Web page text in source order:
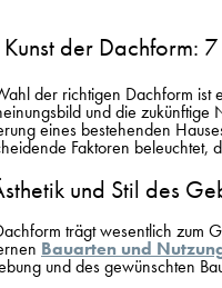
der Dachform:
der richtigen Dachform ist
und die
eines bestehenden
Faktoren beleuchtet,
und Stil des
trägt wesentlich zum
Bauarten und
und des gewünschten